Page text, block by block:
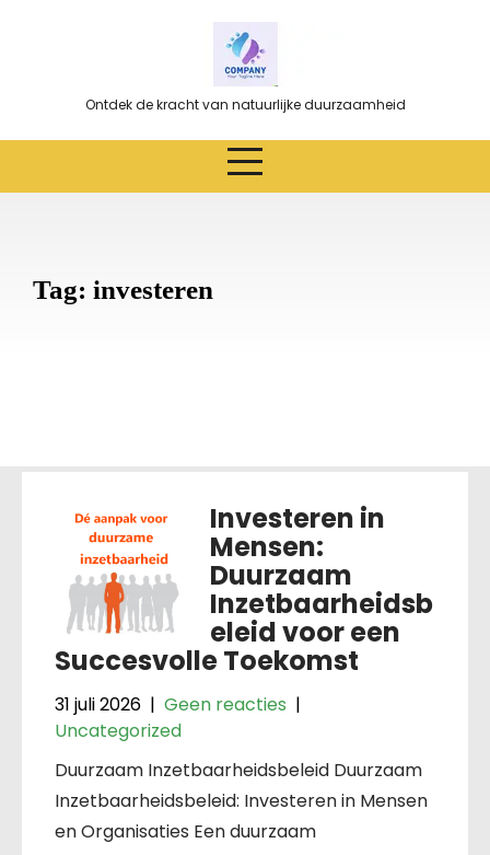
Ontdek de kracht van natuurlijke duurzaamheid
Tag: investeren
Investeren in
Mensen:
Duurzaam
Inzetbaarheidsb
eleid voor een
Succesvolle Toekomst
31 juli 2026 | Geen reacties |
Uncategorized
Duurzaam Inzetbaarheidsbeleid Duurzaam
Inzetbaarheidsbeleid: Investeren in Mensen
en Organisaties Een duurzaam